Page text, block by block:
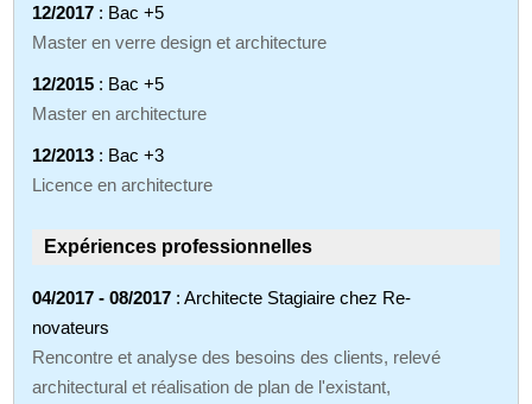
12/2017 : Bac +5
Master en verre design et architecture
12/2015 : Bac +5
Master en architecture
12/2013 : Bac +3
Licence en architecture
Expériences professionnelles
04/2017 - 08/2017 : Architecte Stagiaire chez Re-
novateurs
Rencontre et analyse des besoins des clients, relevé
architectural et réalisation de plan de l'existant,